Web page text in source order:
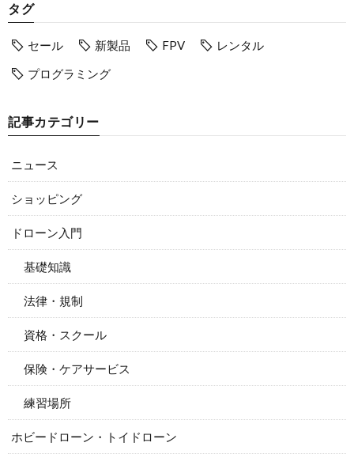
タグ
セール 新製品 FPV
レンタル
プログラミング
記事カテゴリー
ニュース
ショッピング
ドローン入門
基礎知識
法律・規制
資格・スクール
保険・ケアサービス
練習場所
ホビードローン・トイドローン